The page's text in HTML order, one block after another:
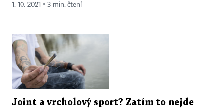
1. 10. 2021 ▪ 3 min. čtení
Joint a vrcholový sport? Zatím to nejde